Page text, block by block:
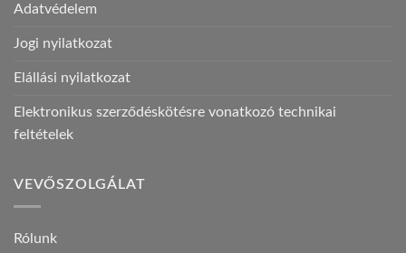
Adatvédelem
Jogi nyilatkozat
Elállási nyilatkozat
Elektronikus szerződéskötésre vonatkozó technikai
feltételek
VEVŐSZOLGÁLAT
Rólunk